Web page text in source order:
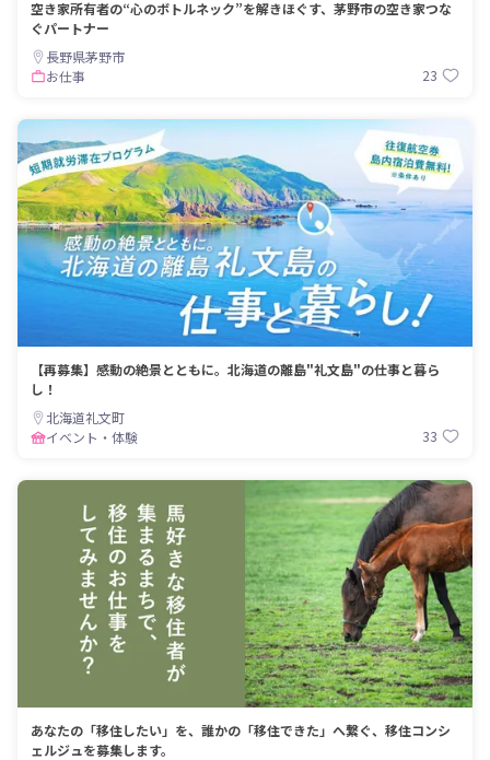
空き家所有者の“心のボトルネック”を解きほぐす、茅野市の空き家つな
ぐパートナー
長野県茅野市
お仕事
23
【再募集】感動の絶景とともに。北海道の離島"礼文島"の仕事と暮ら
し！
北海道礼文町
イベント・体験
33
あなたの「移住したい」を、誰かの「移住できた」へ繋ぐ、移住コンシ
ェルジュを募集します。